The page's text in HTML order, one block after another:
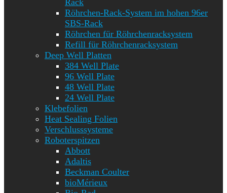
Rack
Röhrchen-Rack-System im hohen 96er
SBS-Rack
Röhrchen für Röhrchenracksystem
Refill für Röhrchenracksystem
Deep Well Platten
384 Well Plate
96 Well Plate
48 Well Plate
24 Well Plate
Klebefolien
Heat Sealing Folien
Verschlusssysteme
Roboterspitzen
Abbott
Adaltis
Beckman Coulter
bioMérieux